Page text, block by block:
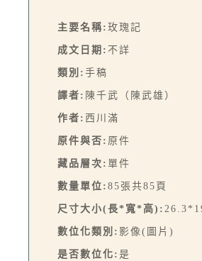
主要名稱: 玫瑰記
成文日期: 不詳
類別: 手稿
譯者: 陳千武（陳武雄）
作者: 西川滿
原件與否: 原件
藏品層次: 單件
數量單位: 85張共85頁
尺寸大小(長*寬*高):
數位化類別: 影像(圖片)
是否數位化: 是